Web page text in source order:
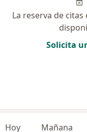
La reserva de
Solicita
Hoy Mañana